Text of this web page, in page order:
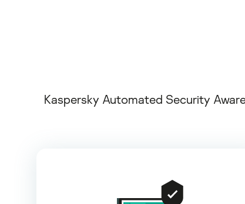
Kaspersky Automated Security